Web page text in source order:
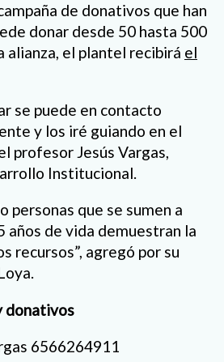
de donativos que han
donar desde 50 hasta 500
alianza, el plantel recibirá el
se puede en contacto
y los iré guiando en el
profesor Jesús Vargas,
Institucional.
personas que se sumen a
años de vida demuestran la
recursos”, agregó por su
donativos
6566264911